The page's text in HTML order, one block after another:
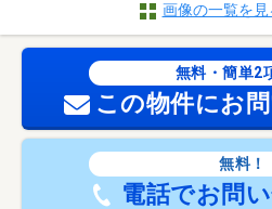
画像の一覧を見
無料・簡単2
この物件にお
無料！
電話でお問